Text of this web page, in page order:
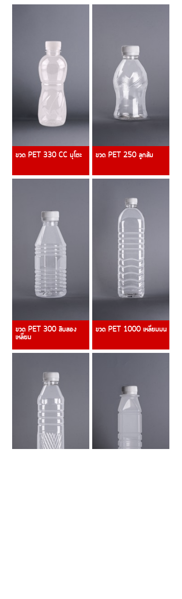
ขวด PET 330 CC มุโตะ ขวด PET 250 ลูกส้ม
ขวด PET 300 สิบสอง
เหลี่ยม
ขวด PET 1000 เหลี่ยมมน